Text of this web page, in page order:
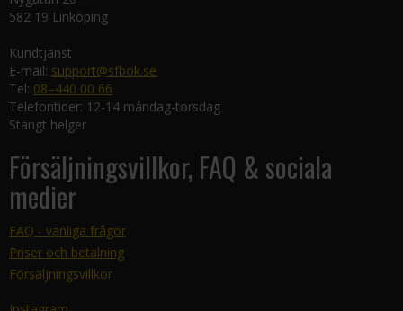
582 19 Linköping
Kundtjänst
E-mail: support@sfbok.se
Tel: 08–440 00 66
Telefontider: 12-14 måndag-torsdag
Stängt helger
Försäljningsvillkor, FAQ & sociala
medier
FAQ - vanliga frågor
Priser och betalning
Försäljningsvillkor